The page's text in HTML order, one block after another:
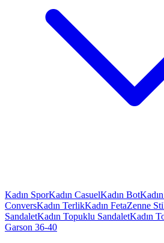
Kadın SporKadın CasuelKadın Bot
ConversKadın TerlikKadın FetaZenne
SandaletKadın Topuklu SandaletKadın
Garson 36-40